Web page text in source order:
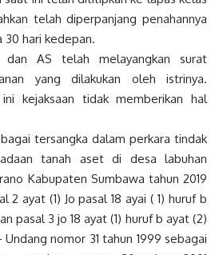
telah diperpanjang penahannya
30 hari kedepan.
AS telah melayangkan surat
yang dilakukan oleh istrinya.
kejaksaan tidak memberikan hal
tersangka dalam perkara tindak
tanah aset di desa labuhan
Kabupaten Sumbawa tahun 2019
2 ayat (1) Jo pasal 18 ayai ( 1) huruf b
pasal 3 jo 18 ayat (1) huruf b ayat (2)
nomor 31 tahun 1999 sebagai